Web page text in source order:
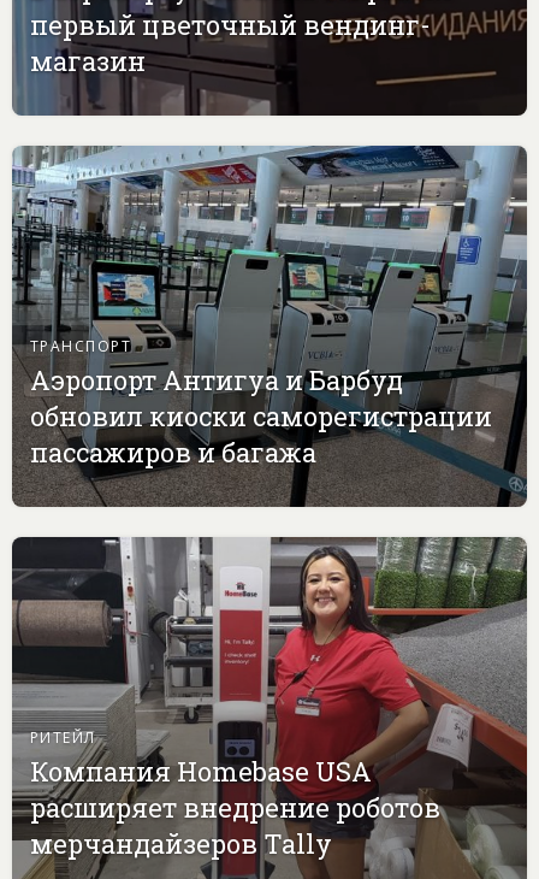
первый цветочный вендинг-
магазин
ТРАНСПОРТ
Аэропорт Антигуа и Барбуд
обновил киоски саморегистрации
пассажиров и багажа
РИТЕЙЛ
Компания Homebase USA
расширяет внедрение роботов
мерчандайзеров Tally